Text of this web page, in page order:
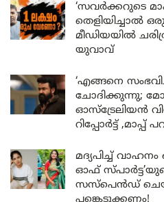
‘സവർക്കറുടെ
തെളിയിച്ചാൽ
മീഡിയയിൽ
യുവാവ്
‘എങ്ങനെ
ചോദിക്കുന്നു;
ഓസ്ട്രേലിയൻ
റിപ്പോർട്ട്
മദ്യപിച്ച്
ഓഫ്
സസ്പെൻഡ്